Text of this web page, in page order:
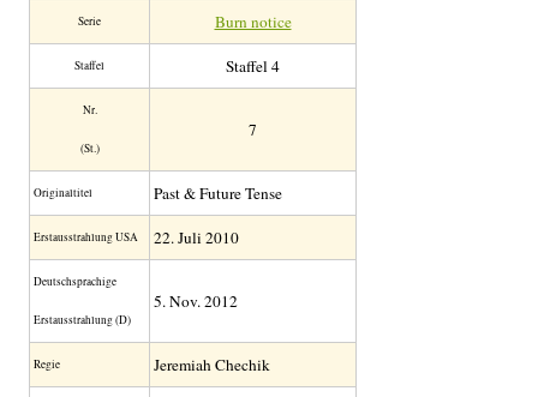
Serie Burn notice
Staffel Staffel 4
Nr.
(St.)
7
Original­titel Past & Future Tense
Erstaus­strahlung USA 22. Juli 2010
Deutsch­sprachige
Erstaus­strahlung (D)
5. Nov. 2012
Regie Jeremiah Chechik